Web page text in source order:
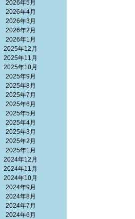
2026年5月
2026年4月
2026年3月
2026年2月
2026年1月
2025年12月
2025年11月
2025年10月
2025年9月
2025年8月
2025年7月
2025年6月
2025年5月
2025年4月
2025年3月
2025年2月
2025年1月
2024年12月
2024年11月
2024年10月
2024年9月
2024年8月
2024年7月
2024年6月